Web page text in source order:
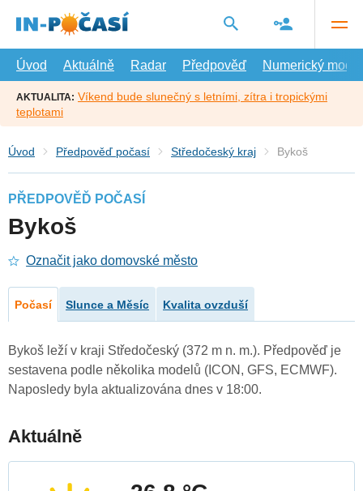
hlavní
Úvod
Aktuálně Radar Předpověď Numerický model
AKTUALITA: Víkend bude slunečný s letními, zítra i tropickými
teplotami
Úvod Předpověď počasí Středočeský kraj Bykoš
PŘEDPOVĚĎ POČASÍ
Bykoš
Označit jako domovské město
Počasí Slunce a Měsíc Kvalita ovzduší
Bykoš leží v kraji Středočeský (372 m n. m.). Předpověď je
sestavena podle několika modelů (ICON, GFS, ECMWF).
Naposledy byla aktualizována dnes v 18:00.
Aktuálně